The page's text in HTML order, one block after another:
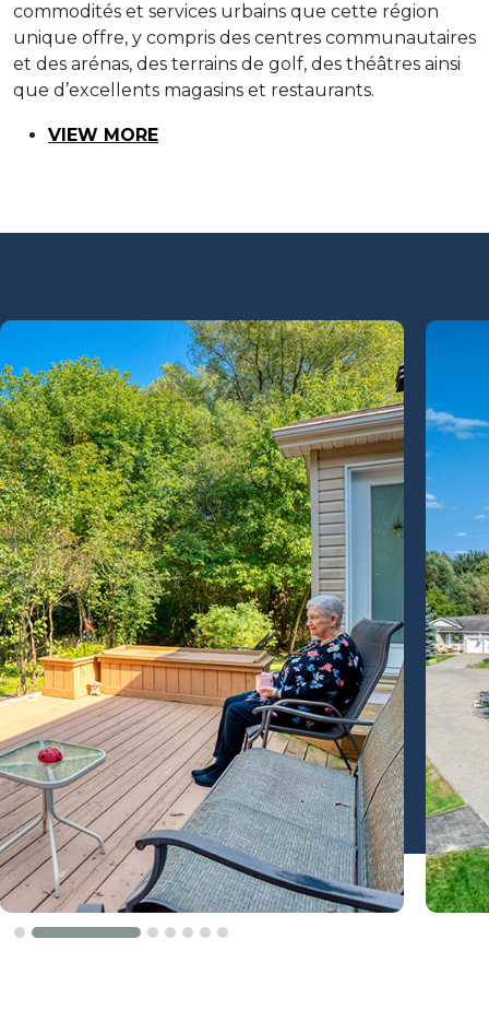
commodités et services urbains que cette région
unique offre, y compris des centres communautaires
et des arénas, des terrains de golf, des théâtres ainsi
que d’excellents magasins et restaurants.
VIEW MORE